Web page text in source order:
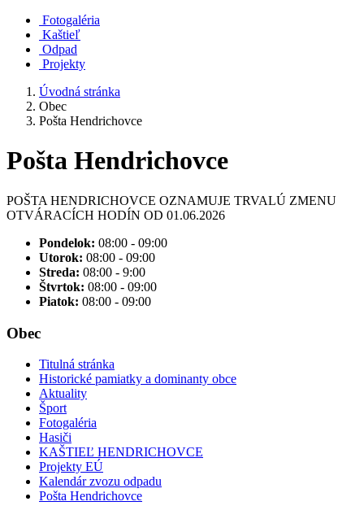
Fotogaléria
Kaštieľ
Odpad
Projekty
Úvodná stránka
Obec
Pošta Hendrichovce
Pošta Hendrichovce
POŠTA HENDRICHOVCE OZNAMUJE TRVALÚ ZMENU
OTVÁRACÍCH HODÍN OD 01.06.2026
Pondelok: 08:00 - 09:00
Utorok: 08:00 - 09:00
Streda: 08:00 - 9:00
Štvrtok: 08:00 - 09:00
Piatok: 08:00 - 09:00
Obec
Titulná stránka
Historické pamiatky a dominanty obce
Aktuality
Šport
Fotogaléria
Hasiči
KAŠTIEĽ HENDRICHOVCE
Projekty EÚ
Kalendár zvozu odpadu
Pošta Hendrichovce